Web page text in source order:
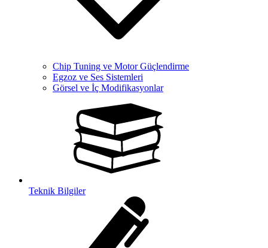
Chip Tuning ve Motor Güçlendirme
Egzoz ve Ses Sistemleri
Görsel ve İç Modifikasyonlar
Teknik Bilgiler